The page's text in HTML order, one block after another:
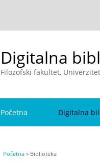
Digitalna
Filozofski fakultet,
Početna Digitalna
You are here
Početna » Biblioteka